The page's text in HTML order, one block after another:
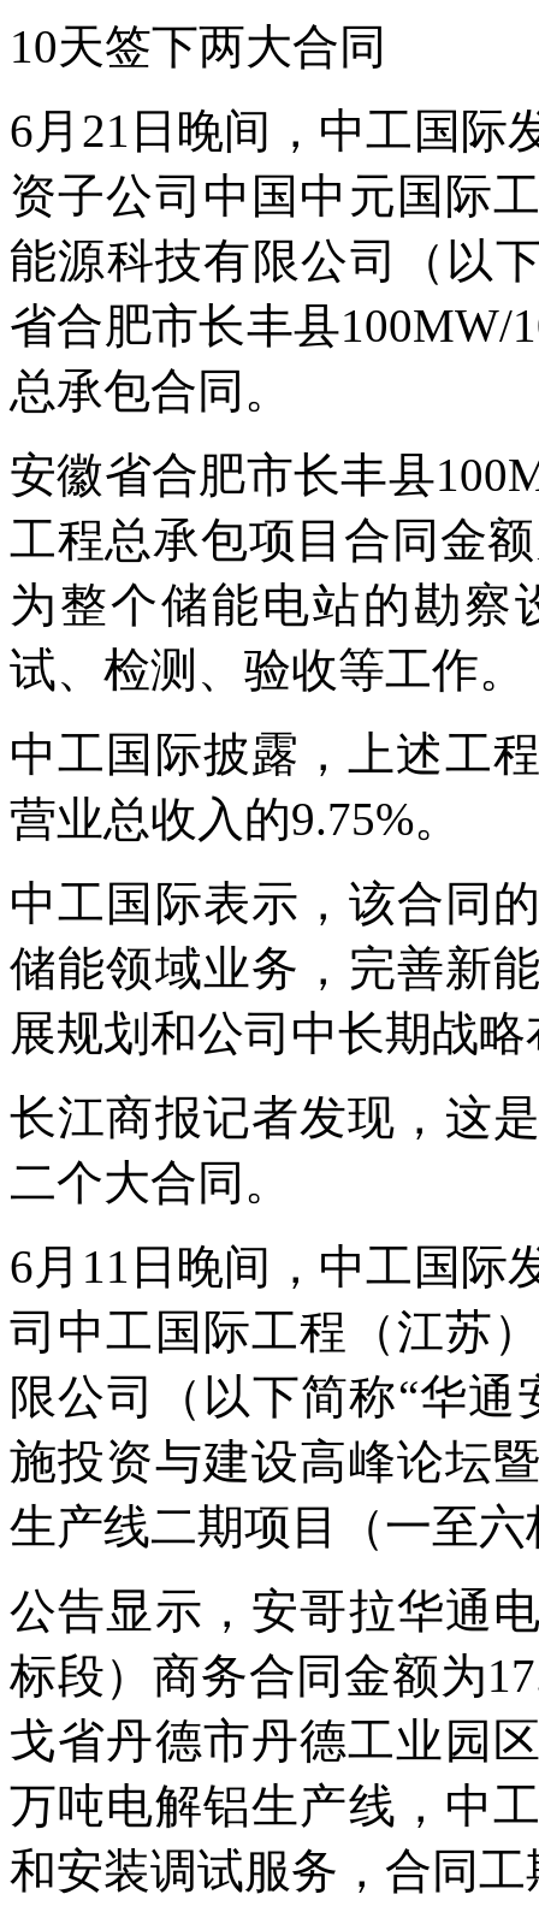
10天签下两大合同
6月21日晚间，中工国际
资子公司中国中元国际
能源科技有限公司（以
省合肥市长丰县100MW/
总承包合同。
安徽省合肥市长丰县
工程总承包项目合同金
为整个储能电站的勘察
试、检测、验收等工作。
中工国际披露，上述工
营业总收入的9.75%。
中工国际表示，该合同
储能领域业务，完善新
展规划和公司中长期战
长江商报记者发现，这
二个大合同。
6月11日晚间，中工国际
司中工国际工程（江苏
限公司（以下简称“华
施投资与建设高峰论坛
生产线二期项目（一至
公告显示，安哥拉华通
标段）商务合同金额为
戈省丹德市丹德工业园
万吨电解铝生产线，中
和安装调试服务，合同